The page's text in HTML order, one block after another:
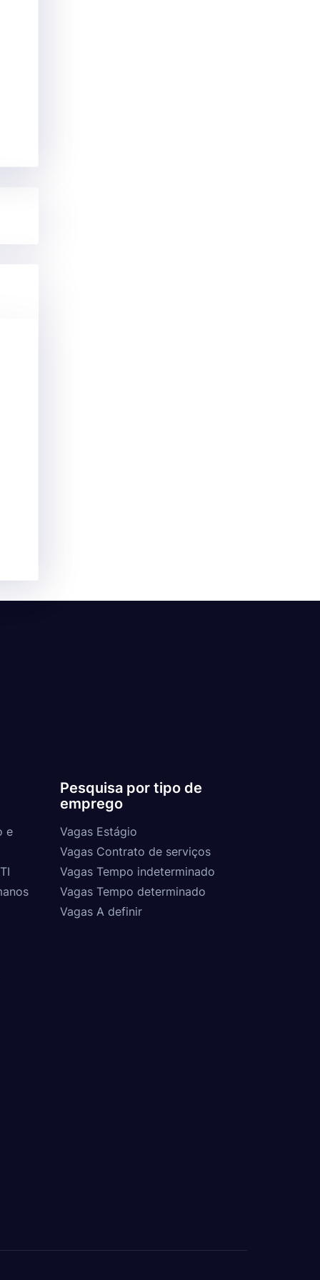
e
Pesquisa por tipo de
emprego
Vagas Estágio
Vagas Contrato de serviços
Vagas Tempo indeterminado
Vagas Tempo determinado
Vagas A definir